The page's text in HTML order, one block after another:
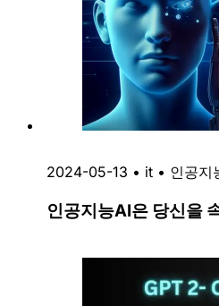
2024-05-13 • it • 인공지
인공지능AI은 당신을